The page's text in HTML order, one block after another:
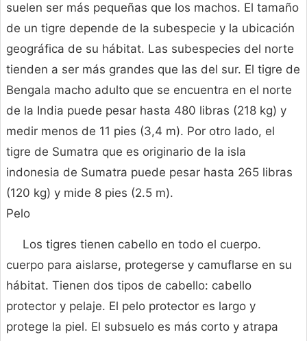
suelen ser más pequeñas que los machos. El tamaño
de un tigre depende de la subespecie y la ubicación
geográfica de su hábitat. Las subespecies del norte
tienden a ser más grandes que las del sur. El tigre de
Bengala macho adulto que se encuentra en el norte
de la India puede pesar hasta 480 libras (218 kg) y
medir menos de 11 pies (3,4 m). Por otro lado, el
tigre de Sumatra que es originario de la isla
indonesia de Sumatra puede pesar hasta 265 libras
(120 kg) y mide 8 pies (2.5 m).
Pelo
Los tigres tienen cabello en todo el cuerpo.
cuerpo para aislarse, protegerse y camuflarse en su
hábitat. Tienen dos tipos de cabello: cabello
protector y pelaje. El pelo protector es largo y
protege la piel. El subsuelo es más corto y atrapa